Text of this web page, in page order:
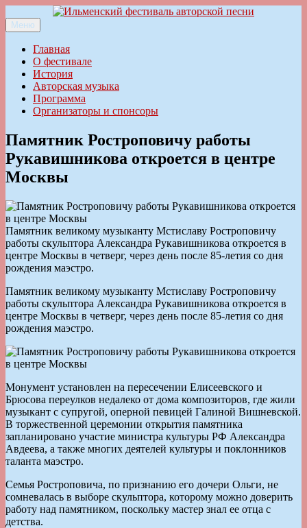
к
содержимому
Ильменский фестиваль авторской песни
Меню
Главная
О фестивале
История
Авторская музыка
Программа
Организаторы и спонсоры
Памятник Ростроповичу работы
Рукавишникова откроется в центре
Москвы
Памятник великому музыканту Мстиславу Ростроповичу
работы скульптора Александра Рукавишникова откроется в
центре Москвы в четверг, через день после 85-летия со дня
рождения маэстро.
Памятник великому музыканту Мстиславу Ростроповичу
работы скульптора Александра Рукавишникова откроется в
центре Москвы в четверг, через день после 85-летия со дня
рождения маэстро.
Монумент установлен на пересечении Елисеевского и
Брюсова переулков недалеко от дома композиторов, где жили
музыкант с супругой, оперной певицей Галиной Вишневской.
В торжественной церемонии открытия памятника
запланировано участие министра культуры РФ Александра
Авдеева, а также многих деятелей культуры и поклонников
таланта маэстро.
Семья Ростроповича, по признанию его дочери Ольги, не
сомневалась в выборе скульптора, которому можно доверить
работу над памятником, поскольку мастер знал ее отца с
детства.